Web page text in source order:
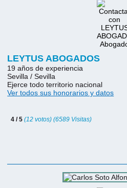
LEYTUS ABOGADOS
19 años de experiencia
Sevilla / Sevilla
Ejerce todo territorio nacional
Ver todos sus honorarios y datos
4 / 5(12 votos) (6589 Visitas)